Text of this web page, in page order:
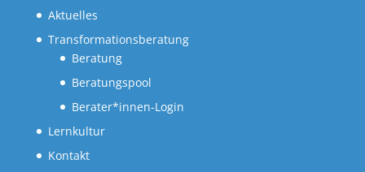
Aktuelles
Transformationsberatung
Beratung
Beratungspool
Berater*innen-Login
Lernkultur
Kontakt